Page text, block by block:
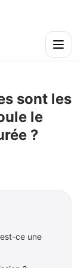
sont les
le
?
ce une